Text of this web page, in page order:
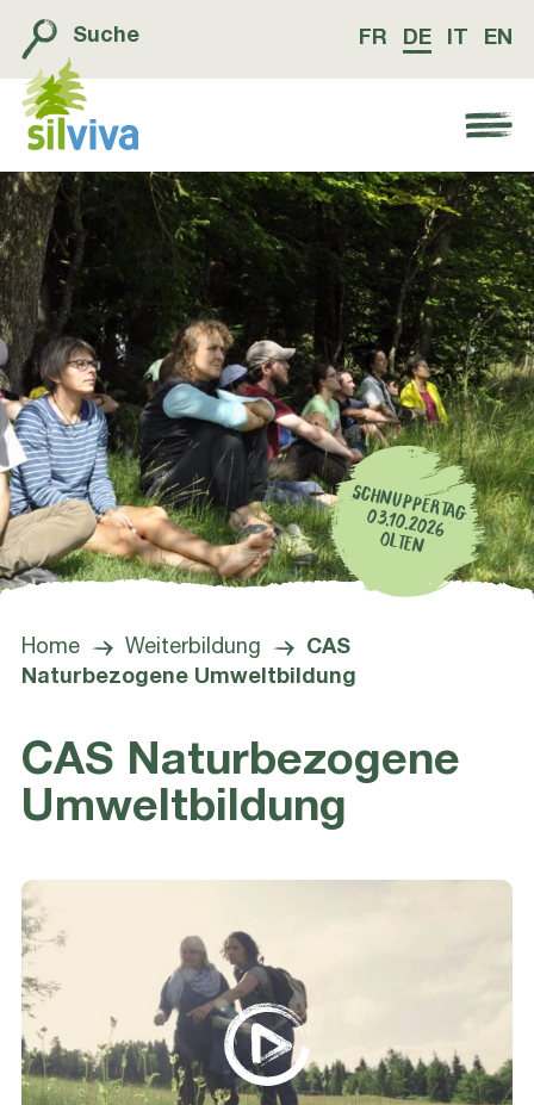
Suche FR DE EN
Navigation öffnen bzw. schliessen
SCHNUPPERTAG 03.10.2026
OLTEN
Home Weiterbildung
CAS
Naturbezogene Umweltbildung
CAS Naturbezogene
Umweltbildung